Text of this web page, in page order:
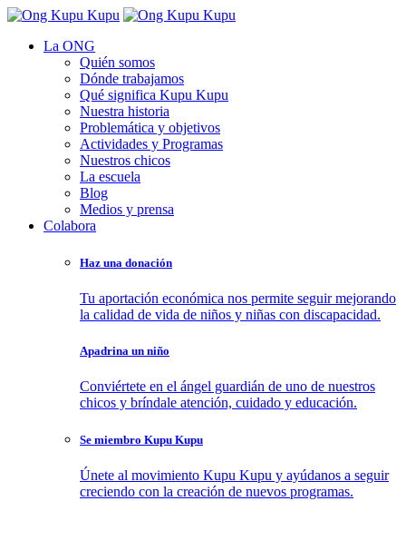
La ONG
Quién somos
Dónde trabajamos
Qué significa Kupu Kupu
Nuestra historia
Problemática y objetivos
Actividades y Programas
Nuestros chicos
La escuela
Blog
Medios y prensa
Colabora
Haz una donación
Tu aportación económica nos permite seguir mejorando
la calidad de vida de niños y niñas con discapacidad.
Apadrina un niño
Conviértete en el ángel guardián de uno de nuestros
chicos y bríndale atención, cuidado y educación.
Se miembro Kupu Kupu
Únete al movimiento Kupu Kupu y ayúdanos a seguir
creciendo con la creación de nuevos programas.